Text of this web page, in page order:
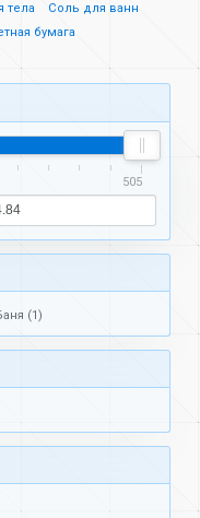
тела
Соль для ванн
бумага
505
(1)